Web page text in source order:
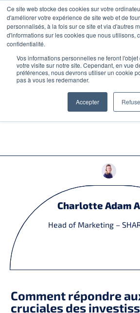
Ce site web stocke des cookies sur votre
d'améliorer votre expérience de site web et de
personnalisés, à la fois sur ce site et via d'autres
d'informations sur les cookies que nous utilisons,
confidentialité.
Vos informations personnelles ne feront
votre visite sur notre site. Cependant, en vue
préférences, nous devrons utiliser un cookie
pas à vous les redemander.
Accepter
CONSEILS D'EXPERT
30 QUESTIONS
Charlotte Adam
Head of Marketing –
Comment répondre
cruciales des